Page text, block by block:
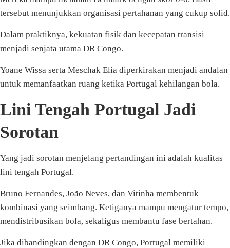
tersebut menunjukkan organisasi pertahanan yang cukup solid.
Dalam praktiknya, kekuatan fisik dan kecepatan transisi
menjadi senjata utama DR Congo.
Yoane Wissa serta Meschak Elia diperkirakan menjadi andalan
untuk memanfaatkan ruang ketika Portugal kehilangan bola.
Lini Tengah Portugal Jadi
Sorotan
Yang jadi sorotan menjelang pertandingan ini adalah kualitas
lini tengah Portugal.
Bruno Fernandes, João Neves, dan Vitinha membentuk
kombinasi yang seimbang. Ketiganya mampu mengatur tempo,
mendistribusikan bola, sekaligus membantu fase bertahan.
Jika dibandingkan dengan DR Congo, Portugal memiliki